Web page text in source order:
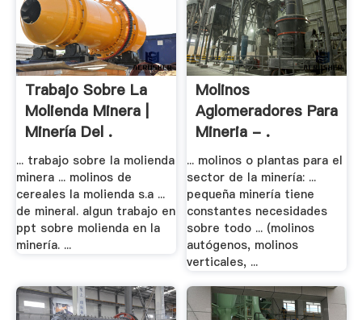
Trabajo Sobre La
Molienda Minera |
Minería Del .
... trabajo sobre la molienda
minera ... molinos de
cereales la molienda s.a ...
de mineral. algun trabajo en
ppt sobre molienda en la
minería. ...
Molinos
Aglomeradores Para
Mineria - .
... molinos o plantas para el
sector de la minería: ...
pequeña minería tiene
constantes necesidades
sobre todo ... (molinos
autógenos, molinos
verticales, ...